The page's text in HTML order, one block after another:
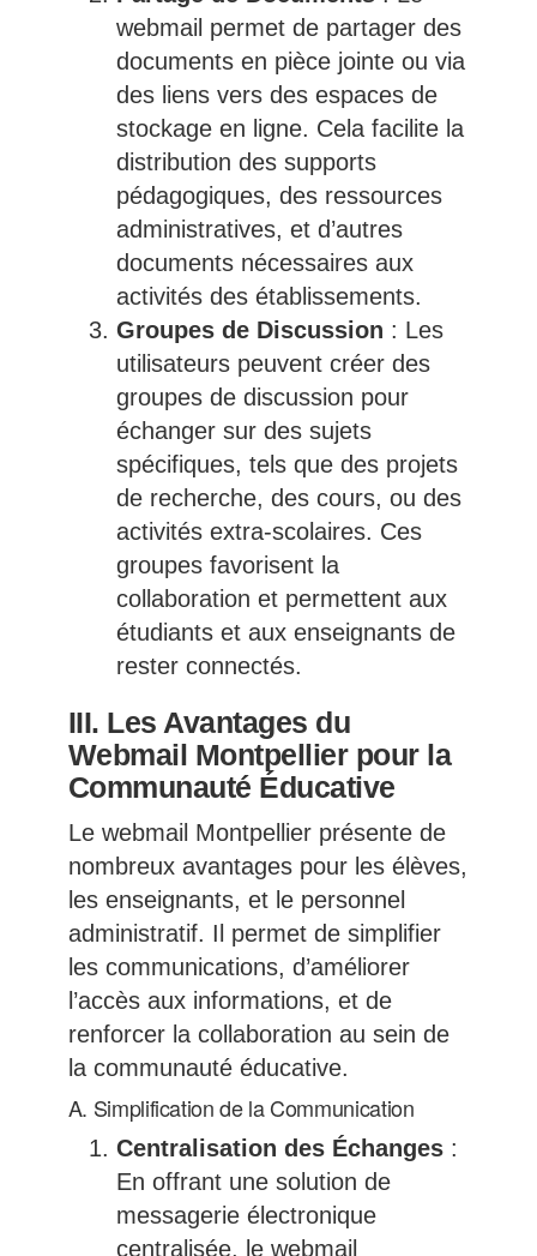
webmail permet de partager des
documents en pièce jointe ou via
des liens vers des espaces de
stockage en ligne. Cela facilite la
distribution des supports
pédagogiques, des ressources
administratives, et d’autres
documents nécessaires aux
activités des établissements.
Groupes de Discussion : Les
utilisateurs peuvent créer des
groupes de discussion pour
échanger sur des sujets
spécifiques, tels que des projets
de recherche, des cours, ou des
activités extra-scolaires. Ces
groupes favorisent la
collaboration et permettent aux
étudiants et aux enseignants de
rester connectés.
III. Les Avantages du
Webmail Montpellier pour la
Communauté Éducative
Le webmail Montpellier présente de
nombreux avantages pour les élèves,
les enseignants, et le personnel
administratif. Il permet de simplifier
les communications, d’améliorer
l’accès aux informations, et de
renforcer la collaboration au sein de
la communauté éducative.
A. Simplification de la Communication
Centralisation des Échanges:
En offrant une solution de
messagerie électronique
centralisée, le webmail